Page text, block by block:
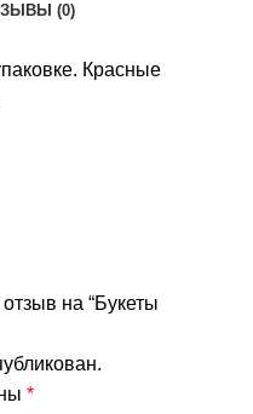
(0)
Красные
на “Букеты
*